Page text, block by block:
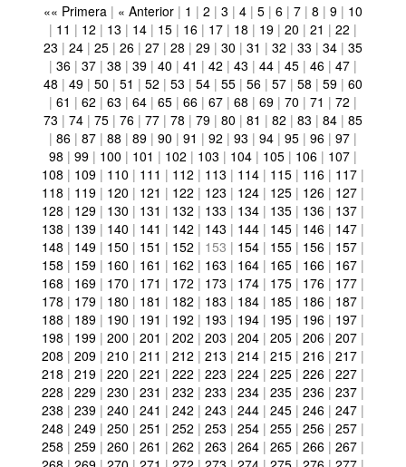
«« Primera | « Anterior | 1 | 2 | 3 | 4 | 5 | 6 | 7 | 8 | 9 | 10
| 11 | 12 | 13 | 14 | 15 | 16 | 17 | 18 | 19 | 20 | 21 | 22 |
23 | 24 | 25 | 26 | 27 | 28 | 29 | 30 | 31 | 32 | 33 | 34 | 35
| 36 | 37 | 38 | 39 | 40 | 41 | 42 | 43 | 44 | 45 | 46 | 47 |
48 | 49 | 50 | 51 | 52 | 53 | 54 | 55 | 56 | 57 | 58 | 59 | 60
| 61 | 62 | 63 | 64 | 65 | 66 | 67 | 68 | 69 | 70 | 71 | 72 |
73 | 74 | 75 | 76 | 77 | 78 | 79 | 80 | 81 | 82 | 83 | 84 | 85
| 86 | 87 | 88 | 89 | 90 | 91 | 92 | 93 | 94 | 95 | 96 | 97 |
98 | 99 | 100 | 101 | 102 | 103 | 104 | 105 | 106 | 107 |
108 | 109 | 110 | 111 | 112 | 113 | 114 | 115 | 116 | 117 |
118 | 119 | 120 | 121 | 122 | 123 | 124 | 125 | 126 | 127 |
128 | 129 | 130 | 131 | 132 | 133 | 134 | 135 | 136 | 137 |
138 | 139 | 140 | 141 | 142 | 143 | 144 | 145 | 146 | 147 |
148 | 149 | 150 | 151 | 152 | 153 | 154 | 155 | 156 | 157 |
158 | 159 | 160 | 161 | 162 | 163 | 164 | 165 | 166 | 167 |
168 | 169 | 170 | 171 | 172 | 173 | 174 | 175 | 176 | 177 |
178 | 179 | 180 | 181 | 182 | 183 | 184 | 185 | 186 | 187 |
188 | 189 | 190 | 191 | 192 | 193 | 194 | 195 | 196 | 197 |
198 | 199 | 200 | 201 | 202 | 203 | 204 | 205 | 206 | 207 |
208 | 209 | 210 | 211 | 212 | 213 | 214 | 215 | 216 | 217 |
218 | 219 | 220 | 221 | 222 | 223 | 224 | 225 | 226 | 227 |
228 | 229 | 230 | 231 | 232 | 233 | 234 | 235 | 236 | 237 |
238 | 239 | 240 | 241 | 242 | 243 | 244 | 245 | 246 | 247 |
248 | 249 | 250 | 251 | 252 | 253 | 254 | 255 | 256 | 257 |
258 | 259 | 260 | 261 | 262 | 263 | 264 | 265 | 266 | 267 |